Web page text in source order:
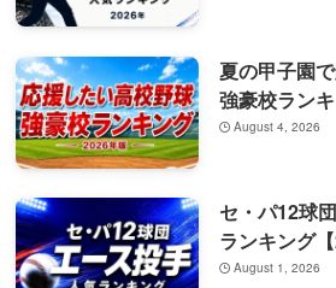
夏の甲子園
強豪校ラン
August 4, 2026
セ・パ12球
ランキング
August 1, 2026